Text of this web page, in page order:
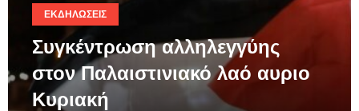
ΕΚΔΗΛΏΣΕΙΣ
Συγκέντρωση αλληλεγγύης
στον Παλαιστινιακό λαό αυριο
Κυριακή